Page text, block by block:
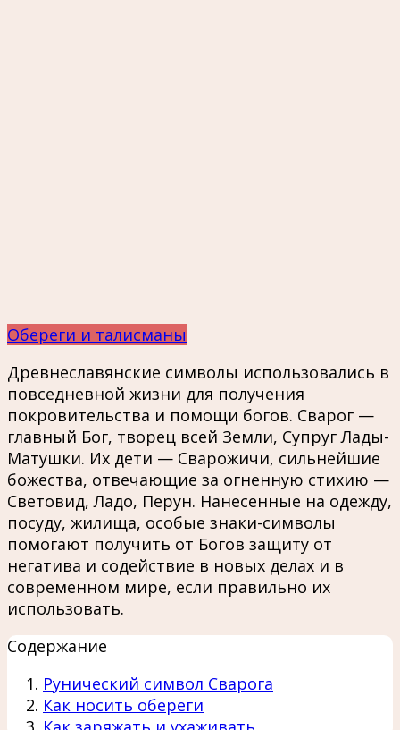
Обереги и талисманы
Древнеславянские символы использовались в
повседневной жизни для получения
покровительства и помощи богов. Сварог —
главный Бог, творец всей Земли, Супруг Лады-
Матушки. Их дети — Сварожичи, сильнейшие
божества, отвечающие за огненную стихию —
Световид, Ладо, Перун. Нанесенные на одежду,
посуду, жилища, особые знаки-символы
помогают получить от Богов защиту от
негатива и содействие в новых делах и в
современном мире, если правильно их
использовать.
Содержание
Рунический символ Сварога
Как носить обереги